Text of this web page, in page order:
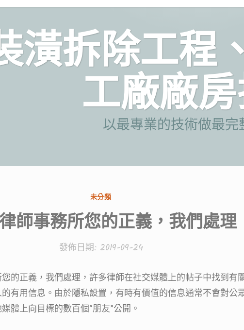
潢拆除工程
工廠廠
以最專業的技術做最完
分
未分類
師事務所您的正義，我們處理
發佈日期: 2019-09-24
的正義，我們處理，許多律師在社交媒體上的帖子中找到有
有用信息。由於隱私設置，有時有價值的信息通常不會對公
體上向目標的數百個“朋友”公開。